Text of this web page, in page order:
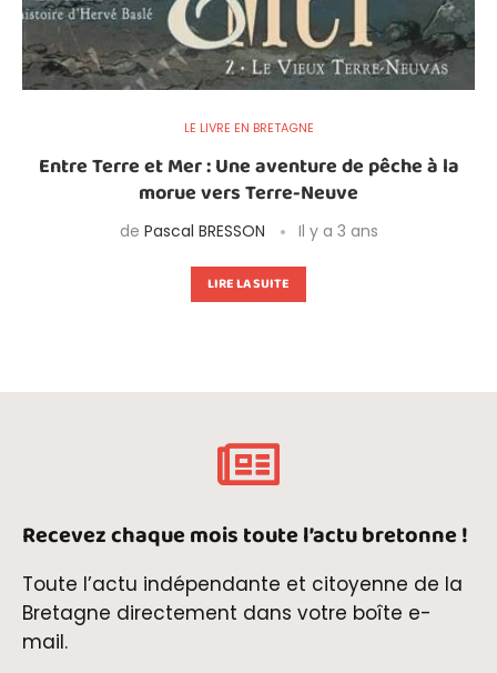
LE LIVRE EN BRETAGNE
Entre Terre et Mer : Une aventure de pêche à la
morue vers Terre-Neuve
de Pascal BRESSON Il y a 3 ans
LIRE LA SUITE
Recevez chaque mois toute l’actu bretonne !
Toute l’actu indépendante et citoyenne de la
Bretagne directement dans votre boîte e-
mail.